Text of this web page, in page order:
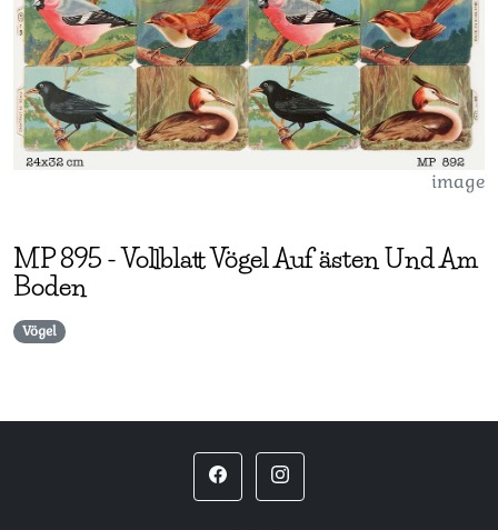
image
MP895 -Vollblatt Vögel Auf ästen Und Am
Boden
Vögel